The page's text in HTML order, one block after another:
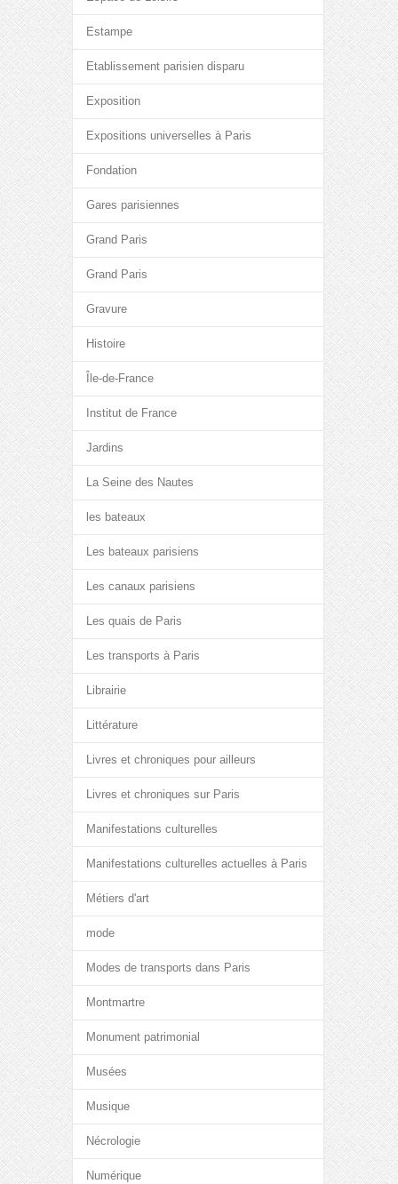
Estampe
Etablissement parisien disparu
Exposition
Expositions universelles à Paris
Fondation
Gares parisiennes
Grand Paris
Grand Paris
Gravure
Histoire
Île-de-France
Institut de France
Jardins
La Seine des Nautes
les bateaux
Les bateaux parisiens
Les canaux parisiens
Les quais de Paris
Les transports à Paris
Librairie
Littérature
Livres et chroniques pour ailleurs
Livres et chroniques sur Paris
Manifestations culturelles
Manifestations culturelles actuelles à Paris
Métiers d'art
mode
Modes de transports dans Paris
Montmartre
Monument patrimonial
Musées
Musique
Nécrologie
Numérique